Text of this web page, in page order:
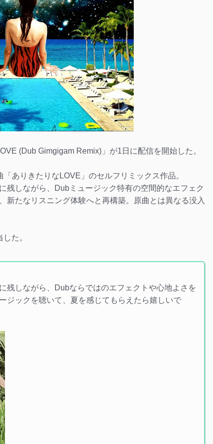
(Dub Gimgigam Remix)」が1日に配信を開始した。
ありきたりなLOVE」のセルフリミックス作品。
残しながら、Dubミュージック特有の空間的なエフェク
新たなリスニング体験へと再構築。原曲とは異なる没入
た。
残しながら、Dubならではのエフェクトや心地よさを
ジックを聴いて、夏を感じてもらえたら嬉しいで